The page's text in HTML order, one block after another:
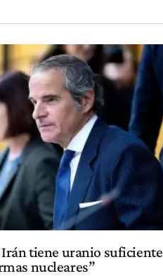
tiene uranio suficiente
nucleares”